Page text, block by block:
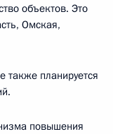
объектов. Это
Омская,
также планируется
повышения